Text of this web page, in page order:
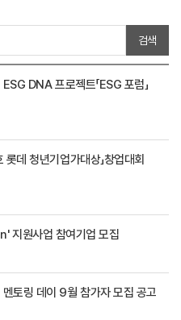
검색
DNA 프로젝트「ESG 포럼」
데 청년기업가대상」창업대회
원사업 참여기업 모집
토링 데이 9월 참가자 모집 공고